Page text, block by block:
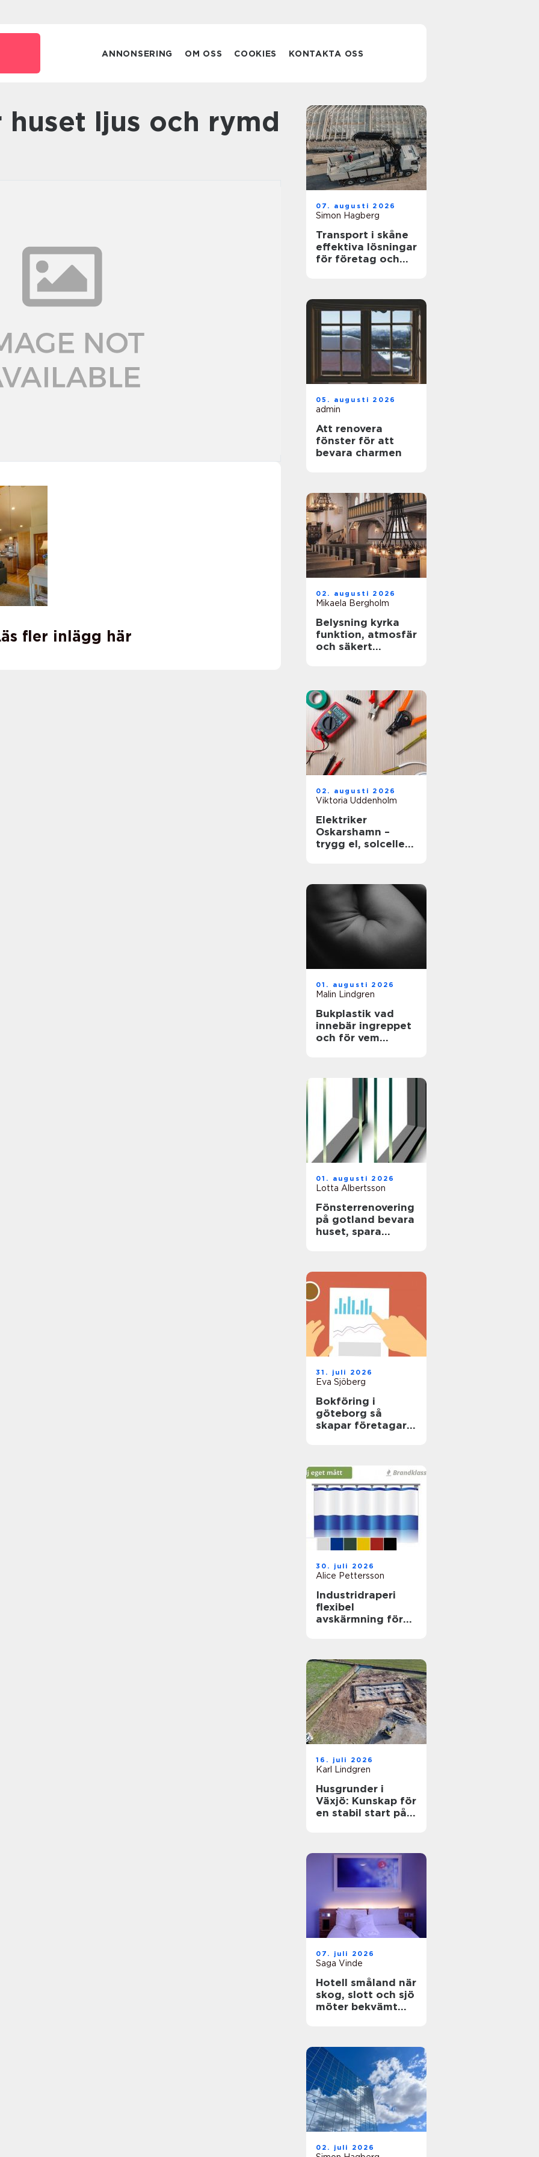
ANNONSERING OM OSS COOKIES KONTAKTA OSS
huset ljus och rymd
fler inlägg här
07. augusti 2026
Simon Hagberg
Transport i skåne
effektiva lösningar
för företag och
05. augusti 2026
admin
Att renovera
fönster för att
bevara charmen
02. augusti 2026
Mikaela Bergholm
Belysning kyrka
funktion, atmosfär
och säkert
02. augusti 2026
Viktoria Uddenholm
Elektriker
Oskarshamn –
trygg el, solceller
01. augusti 2026
Malin Lindgren
Bukplastik vad
innebär ingreppet
och för vem
01. augusti 2026
Lotta Albertsson
Fönsterrenovering
på gotland bevara
huset, spara
31. juli 2026
Eva Sjöberg
Bokföring i
göteborg så
skapar företagare
30. juli 2026
Alice Pettersson
Industridraperi
flexibel
avskärmning för
16. juli 2026
Karl Lindgren
Husgrunder i
Växjö: Kunskap för
en stabil start på
07. juli 2026
Saga Vinde
Hotell småland när
skog, slott och sjö
möter bekvämt
02. juli 2026